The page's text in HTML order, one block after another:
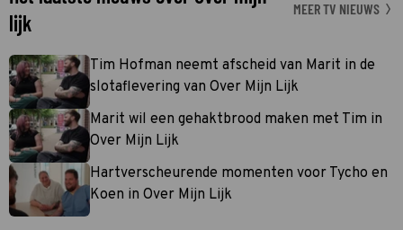
lijk
MEER TV NIEUWS
Tim Hofman neemt afscheid van Marit in de
slotaflevering van Over Mijn Lijk
Marit wil een gehaktbrood maken met Tim in
Over Mijn Lijk
Hartverscheurende momenten voor Tycho en
Koen in Over Mijn Lijk